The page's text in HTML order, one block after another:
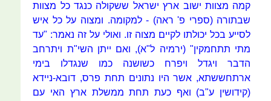
קמה מצוות ישוב ארץ ישראל ששקולה כנגד כל מצוות
שבתורה (ספרי פ' ראה) - למקומה. ומצוה על כל איש
לסייע בכל יכולתו לקיים מצוה זו. ואולי על זה נאמר: "עד
מתי תתחמקין" (ירמיה ל"א), ואם ייתן השי"ת ויתרחב
הדבר ויגדל ויפרח כשושנה כמו שנגדלו בימי
ארתחששתא, אשר היו נתונים תחת פרס, דובא-ניידא
(קידושין ע"ב) ואף כעת תחת ממשלת ארץ האי עם